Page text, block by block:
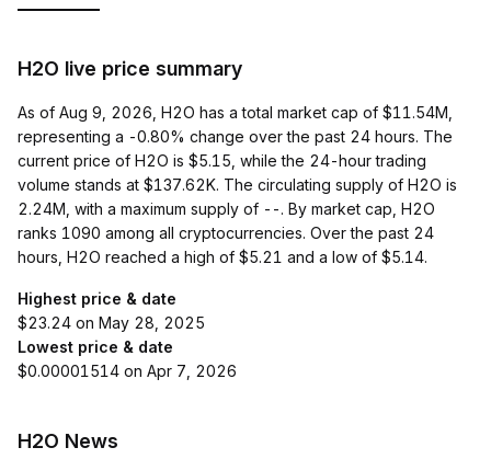
H2O live price summary
As of Aug 9, 2026, H2O has a total market cap of $11.54M,
representing a -0.80% change over the past 24 hours. The
current price of H2O is $5.15, while the 24-hour trading
volume stands at $137.62K. The circulating supply of H2O is
2.24M, with a maximum supply of --. By market cap, H2O
ranks 1090 among all cryptocurrencies. Over the past 24
hours, H2O reached a high of $5.21 and a low of $5.14.
Highest price & date
$23.24 on May 28, 2025
Lowest price & date
$0.00001514 on Apr 7, 2026
H2O News